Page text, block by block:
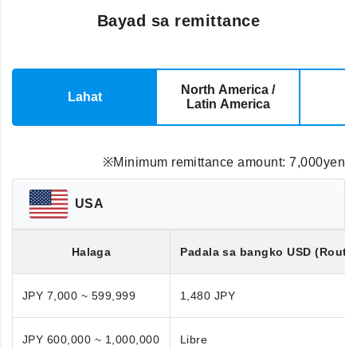
Bayad sa remittance
Lahat
North America /
Latin America
※Minimum remittance amount: 7,000yen
USA
Halaga Padala sa bangkoUSD
JPY 7,000 ~ 599,999 1,480 JPY
JPY 600,000 ~ 1,000,000 Libre